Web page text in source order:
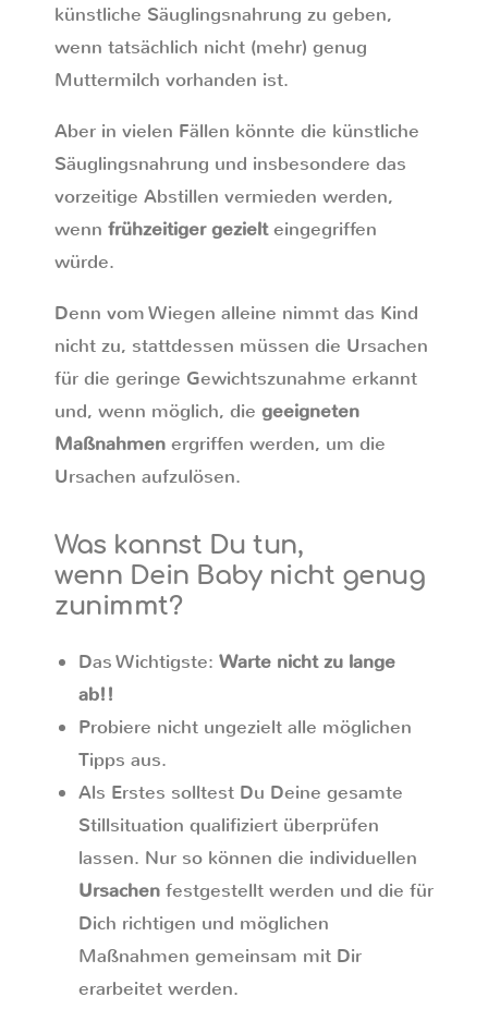
künstliche Säuglingsnahrung zu geben,
wenn tatsächlich nicht (mehr) genug
Muttermilch vorhanden ist.
Aber in vielen Fällen könnte die künstliche
Säuglingsnahrung und insbesondere das
vorzeitige Abstillen vermieden werden,
wenn frühzeitiger gezielteingegriffen
würde.
Denn vom Wiegen alleine nimmt das Kind
nicht zu, stattdessen müssen die Ursachen
für die geringe Gewichtszunahme erkannt
und, wenn möglich, die geeigneten
Maßnahmen ergriffen werden, um die
Ursachen aufzulösen.
Was kannst Du tun,
wenn Dein Baby nicht genug
zunimmt?
Das Wichtigste: Warte nicht zu lange
ab!!
Probiere nicht ungezielt alle möglichen
Tipps aus.
Als Erstes solltest Du Deine gesamte
Stillsituation qualifiziert überprüfen
lassen. Nur so können die individuellen
Ursachen festgestellt werden und die für
Dich richtigen und möglichen
Maßnahmen gemeinsam mit Dir
erarbeitet werden.